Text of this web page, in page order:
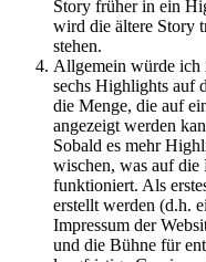
Story früher in ein
wird die ältere Story
stehen.
Allgemein würde ich
sechs Highlights auf
die Menge, die auf
angezeigt werden
Sobald es mehr
wischen, was auf
funktioniert. Als
erstellt werden (d.h.
Impressum der
und die Bühne für